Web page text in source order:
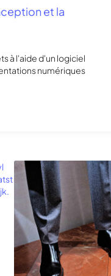
et la
à l'aide d'un logiciel
numériques